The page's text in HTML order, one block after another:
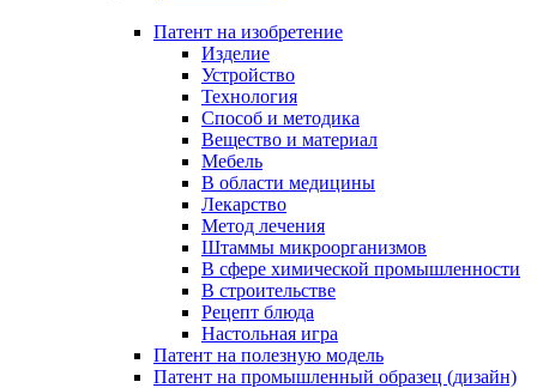
Патент на изобретение
Изделие
Устройство
Технология
Способ и методика
Вещество и материал
Мебель
В области медицины
Лекарство
Метод лечения
Штаммы микроорганизмов
В сфере химической промышленности
В строительстве
Рецепт блюда
Настольная игра
Патент на полезную модель
Патент на промышленный образец (дизайн)